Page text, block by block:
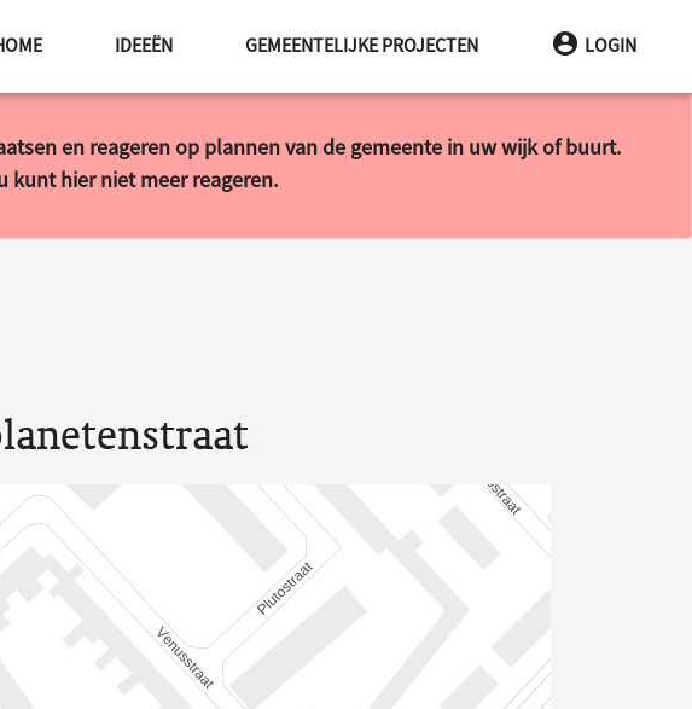
IDEEËN GEMEENTELIJKE PROJECTEN LOGIN
en reageren op plannen van de gemeente in uw wijk of buurt.
kunt hier niet meer reageren.